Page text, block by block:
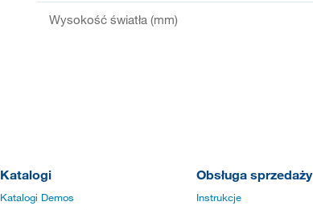
Wysokość światła (mm)
Katalogi
Katalogi Demos
Obsługa sprzedaży
Instrukcje